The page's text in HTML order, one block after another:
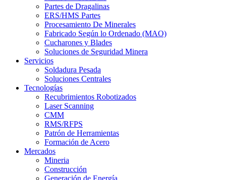
Partes de Dragalinas
ERS/HMS Partes
Procesamiento De Minerales
Fabricado Según lo Ordenado (MAO)
Cucharones y Blades
Soluciones de Seguridad Minera
Servicios
Soldadura Pesada
Soluciones Centrales
Tecnologías
Recubrimientos Robotizados
Laser Scanning
CMM
RMS/RFPS
Patrón de Herramientas
Formación de Acero
Mercados
Mineria
Construcción
Generación de Energía